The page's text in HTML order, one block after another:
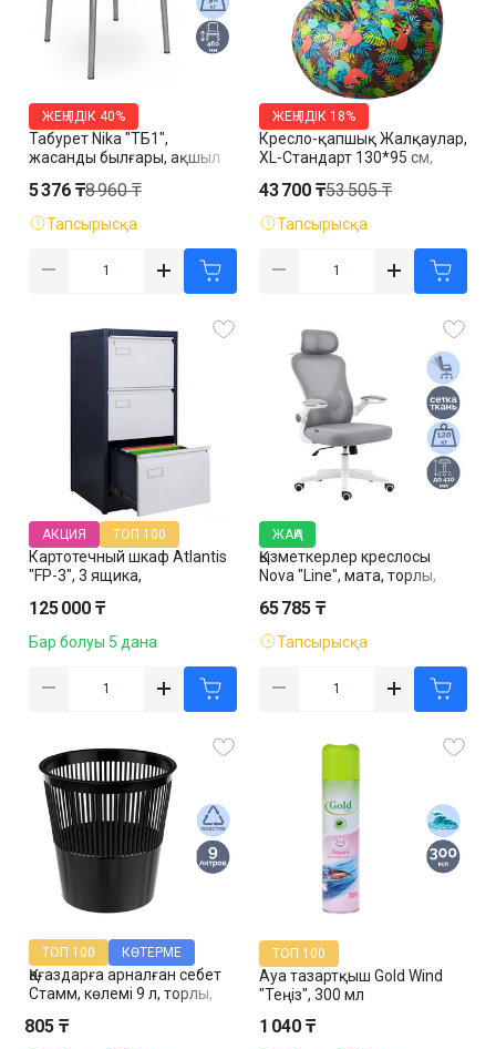
Табурет Nika "ТБ1",
жасанды былғары, ақшыл
ЖЕҢІЛДІК 40%
5 376 ₸8 960 ₸
Тапсырысқа
Кресло-қапшық Жалқаулар,
XL-Стандарт 130*95 см,
ЖЕҢІЛДІК 18%
43 700 ₸53 505 ₸
Тапсырысқа
Картотечный шкаф Atlantis
"FP-3", 3 ящика,
папок формата А4
АКЦИЯ ТОП 100
125 000 ₸
Бар болуы 5 дана
Қызметкерлер креслосы
Nova "Line", мата, торлы,
ЖАҢА
65 785 ₸
Тапсырысқа
Қағаздарға арналған себет
Стамм, көлемі 9 л, торлы,
ТОП 100 КӨТЕРМЕ
805 ₸
Ауа тазартқыш Gold Wind
"Теңіз", 300 мл
ТОП 100
1 040 ₸